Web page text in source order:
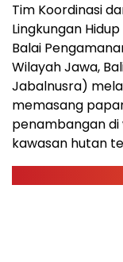
Tim Koordinasi
Lingkungan
Balai
Wilayah Jawa,
Jabalnusra)
memasang
penambangan
kawasan hutan